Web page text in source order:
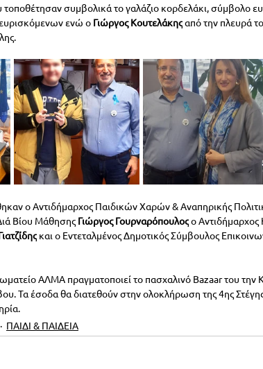
συμβολικά το γαλάζιο κορδελάκι, σύμβολο
ενώ ο Γιώργος Κουτελάκης από την πλευρά
ο Αντιδήμαρχος Παιδικών Χαρών & Αναπηρικής
Βίου Μάθησης Γιώργος Γουρναρόπουλος ο Αντιδήμαρχος
και ο Εντεταλμένος Δημοτικός Σύμβουλος
ΑΛΜΑ πραγματοποιεί το πασχαλινό Bazaar του την
Τα έσοδα θα διατεθούν στην ολοκλήρωση της 4ης
ΠΑΙΔΙ & ΠΑΙΔΕΙΑ